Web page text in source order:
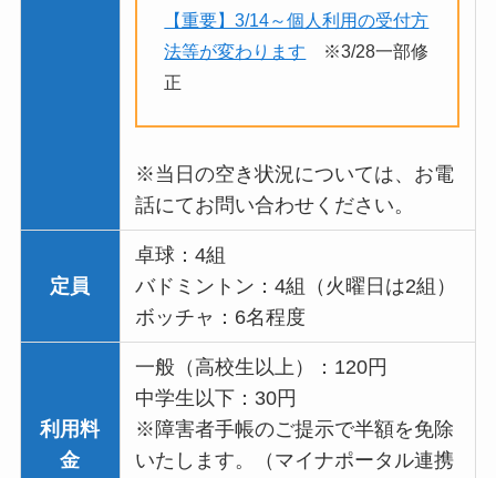
【重要】3/14～個人利用の受付方
法等が変わります ※3/28一部修
正
※当日の空き状況については、お電
話にてお問い合わせください。
定員
卓球：4組
バドミントン：4組（火曜日は2組）
ボッチャ：6名程度
利用料
金
一般（高校生以上）：120円
中学生以下：30円
※障害者手帳のご提示で半額を免除
いたします。（マイナポータル連携